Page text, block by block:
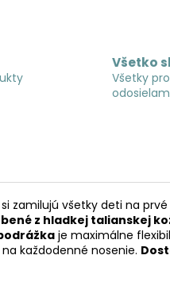
Všetko
Všetky
si zamilujú všetky deti na
z hladkej talianskej
je maximálne
každodenné nosenie.